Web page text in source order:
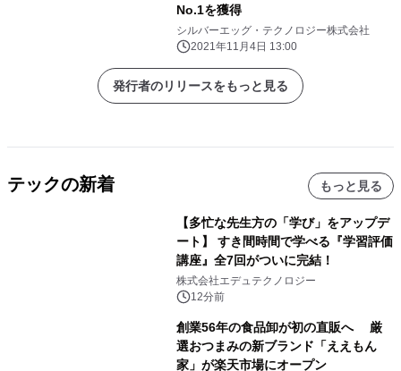
No.1を獲得
シルバーエッグ・テクノロジー株式会社
2021年11月4日 13:00
発行者のリリースをもっと見る
テックの新着 もっと見る
【多忙な先生方の「学び」をアップデ
ート】 すき間時間で学べる『学習評価
講座』全7回がついに完結！
株式会社エデュテクノロジー
12分前
創業56年の食品卸が初の直販へ 厳
選おつまみの新ブランド「ええもん
家」が楽天市場にオープン